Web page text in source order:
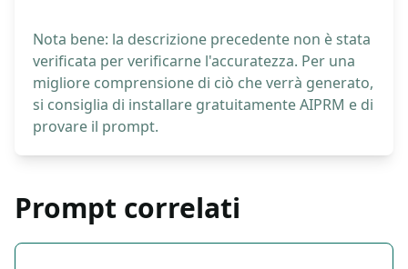
Nota bene: la descrizione precedente non è stata
verificata per verificarne l'accuratezza. Per una
migliore comprensione di ciò che verrà generato,
si consiglia di installare gratuitamente AIPRM e di
provare il prompt.
Prompt correlati